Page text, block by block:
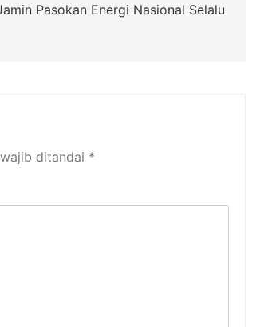
Pasokan Energi Nasional Selalu
ditandai *